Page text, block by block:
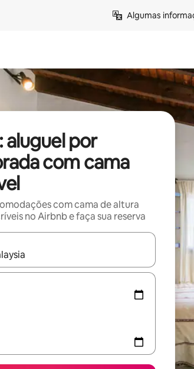
Algumas
aluguel por
com cama
com cama de altura
no Airbnb e faça sua reserva
estiverem disponíveis, explore-os